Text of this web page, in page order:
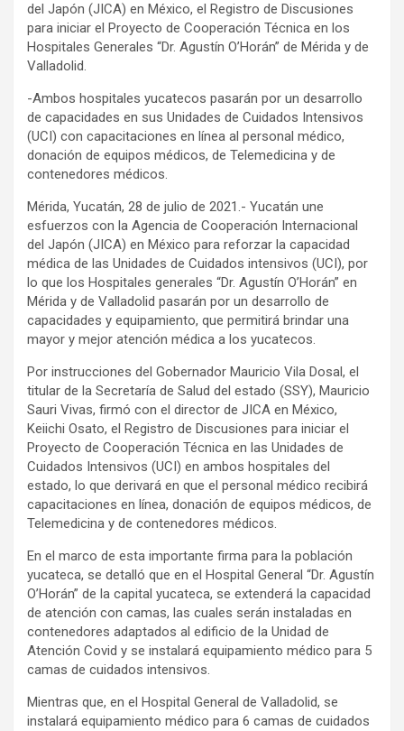
del Japón (JICA) en México, el Registro de Discusiones
para iniciar el Proyecto de Cooperación Técnica en los
Hospitales Generales “Dr. Agustín O’Horán” de Mérida y de
Valladolid.
-Ambos hospitales yucatecos pasarán por un desarrollo
de capacidades en sus Unidades de Cuidados Intensivos
(UCI) con capacitaciones en línea al personal médico,
donación de equipos médicos, de Telemedicina y de
contenedores médicos.
Mérida, Yucatán, 28 de julio de 2021.- Yucatán une
esfuerzos con la Agencia de Cooperación Internacional
del Japón (JICA) en México para reforzar la capacidad
médica de las Unidades de Cuidados intensivos (UCI), por
lo que los Hospitales generales “Dr. Agustín O’Horán” en
Mérida y de Valladolid pasarán por un desarrollo de
capacidades y equipamiento, que permitirá brindar una
mayor y mejor atención médica a los yucatecos.
Por instrucciones del Gobernador Mauricio Vila Dosal, el
titular de la Secretaría de Salud del estado (SSY), Mauricio
Sauri Vivas, firmó con el director de JICA en México,
Keiichi Osato, el Registro de Discusiones para iniciar el
Proyecto de Cooperación Técnica en las Unidades de
Cuidados Intensivos (UCI) en ambos hospitales del
estado, lo que derivará en que el personal médico recibirá
capacitaciones en línea, donación de equipos médicos, de
Telemedicina y de contenedores médicos.
En el marco de esta importante firma para la población
yucateca, se detalló que en el Hospital General “Dr. Agustín
O’Horán” de la capital yucateca, se extenderá la capacidad
de atención con camas, las cuales serán instaladas en
contenedores adaptados al edificio de la Unidad de
Atención Covid y se instalará equipamiento médico para 5
camas de cuidados intensivos.
Mientras que, en el Hospital General de Valladolid, se
instalará equipamiento médico para 6 camas de cuidados